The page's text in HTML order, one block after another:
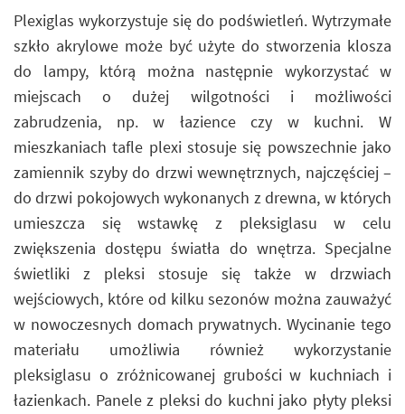
Plexiglas wykorzystuje się do podświetleń. Wytrzymałe
szkło akrylowe może być użyte do stworzenia klosza
do lampy, którą można następnie wykorzystać w
miejscach o dużej wilgotności i możliwości
zabrudzenia, np. w łazience czy w kuchni. W
mieszkaniach tafle plexi stosuje się powszechnie jako
zamiennik szyby do drzwi wewnętrznych, najczęściej –
do drzwi pokojowych wykonanych z drewna, w których
umieszcza się wstawkę z pleksiglasu w celu
zwiększenia dostępu światła do wnętrza. Specjalne
świetliki z pleksi stosuje się także w drzwiach
wejściowych, które od kilku sezonów można zauważyć
w nowoczesnych domach prywatnych. Wycinanie tego
materiału umożliwia również wykorzystanie
pleksiglasu o zróżnicowanej grubości w kuchniach i
łazienkach. Panele z pleksi do kuchni jako płyty pleksi